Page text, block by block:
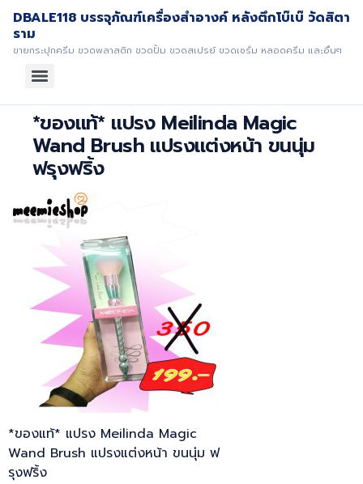
DBALE118 บรรจุภัณฑ์เครื่องสำอางค์ หลังตึกโบ๊เบ๊ วัดสิตา
ราม
ขายกระปุกครีม ขวดพลาสติก ขวดปั้ม ขวดสเปรย์ ขวดเซรั่ม หลอดครีม และอื่นๆ
*ของแท้* แปรง Meilinda Magic
Wand Brush แปรงแต่งหน้า ขนนุ่ม
ฟรุงฟริ้ง
*ของแท้* แปรง Meilinda Magic
Wand Brush แปรงแต่งหน้า ขนนุ่ม ฟ
รุงฟริ้ง